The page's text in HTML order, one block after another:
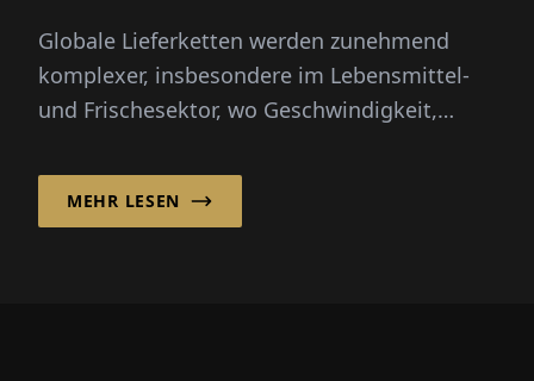
Globale Lieferketten werden zunehmend
komplexer, insbesondere im Lebensmittel-
und Frischesektor, wo Geschwindigkeit,
entscheidend sind...
MEHR LESEN